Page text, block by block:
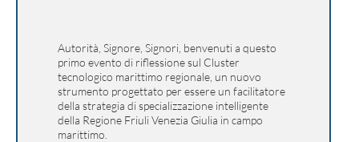
Autorità, Signore, Signori, benvenuti a questo
primo evento di riflessione sul Cluster
tecnologico marittimo regionale, un nuovo
strumento progettato per essere un facilitatore
della strategia di specializzazione intelligente
della Regione Friuli Venezia Giulia in campo
marittimo.